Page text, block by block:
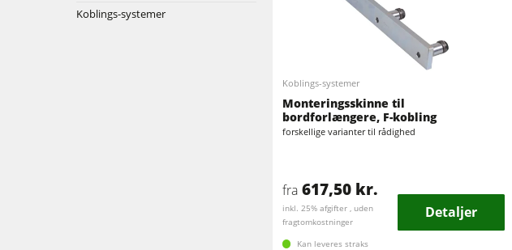
Rundsave / formatrundsave
Fræser / rundsave
Bredbåndspudsere
Boremaskiner
Rundsave / formatrundsave
Fræser / rundsave
Båndsave
Udsugningsanlæg
Koblings-systemer
Koblings-systemer
Monteringsskinne til
bordforlængere, F-kobling
forskellige varianter til rådighed
fra 617,50 kr.
inkl. 25% afgifter , uden
fragtomkostninger
Detaljer
Kan leveres straks